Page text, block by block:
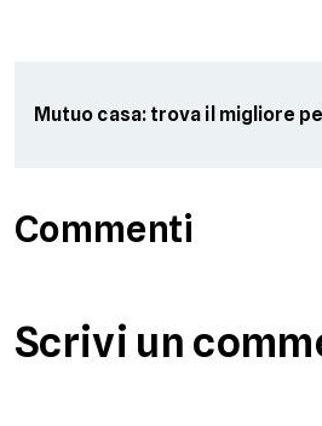
Mutuo casa: trova il migliore
Commenti
Scrivi un